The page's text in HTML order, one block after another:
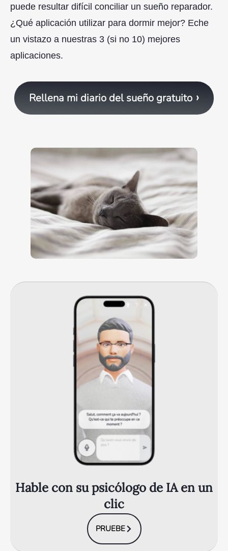
puede resultar difícil conciliar un sueño reparador.
¿Qué aplicación utilizar para dormir mejor? Eche
un vistazo a nuestras 3 (si no 10) mejores
aplicaciones.
Rellena mi diario del sueño gratuito
Hable con su psicólogo de IA en un
clic
PRUEBE